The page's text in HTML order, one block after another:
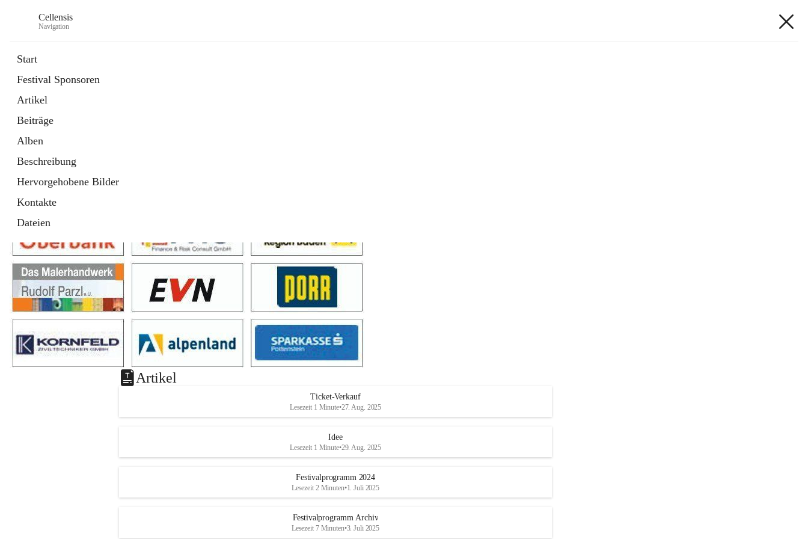
Cellensis
Navigation
Start
Festival Sponsoren
Artikel
Beiträge
Alben
Beschreibung
Hervorgehobene Bilder
Kontakte
Dateien
Festival Sponsoren
Artikel
Ticket-Verkauf
Lesezeit 1 Minute•27. Aug. 2025
Idee
Lesezeit 1 Minute•29. Aug. 2025
Festivalprogramm 2024
Lesezeit 2 Minuten•1. Juli 2025
Festivalprogramm Archiv
Lesezeit 7 Minuten•3. Juli 2025